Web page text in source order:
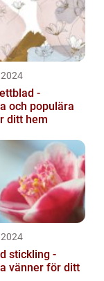
-
och populära
ditt hem
stickling -
vänner för ditt